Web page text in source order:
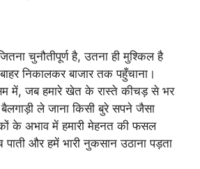
चुनौतीपूर्ण है, उतना ही मुश्किल है
निकालकर बाजार तक पहुँचाना।
में, जब हमारे खेत के रास्ते कीचड़ से भर
ले जाना किसी बुरे सपने जैसा
के अभाव में हमारी मेहनत की फसल
और हमें भारी नुकसान उठाना पड़ता